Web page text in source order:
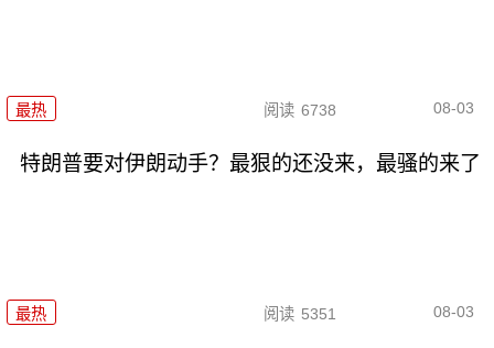
最热 阅读 6738 08-03
特朗普要对伊朗动手？最狠的还没来，最骚的来了
最热 阅读 5351 08-03